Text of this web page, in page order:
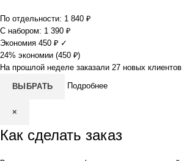
По отдельности: 1 840 ₽
С набором: 1 390 ₽
Экономия 450 ₽ ✓
24% экономии (450 ₽)
На прошлой неделе заказали 27 новых клиентов
ВЫБРАТЬ Подробнее
×
Как сделать заказ